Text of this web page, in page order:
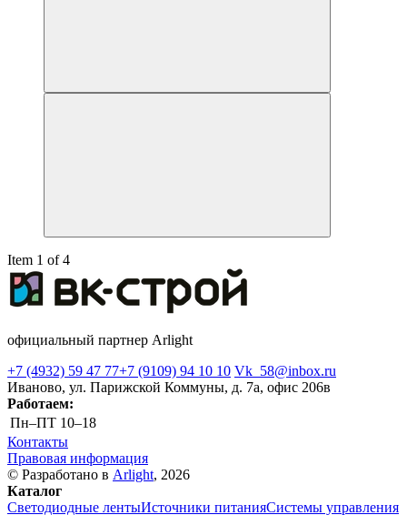
Item 1 of 4
официальный партнер Arlight
+7 (4932) 59 47 77+7 (9109) 94 10 10 Vk_58@inbox.ru
Иваново, ул. Парижской Коммуны, д. 7а, офис 206в
Работаем:
Пн–ПТ 10–18
Контакты
Правовая информация
© Разработано в Arlight, 2026
Каталог
Светодиодные лентыИсточники питанияСистемы управления